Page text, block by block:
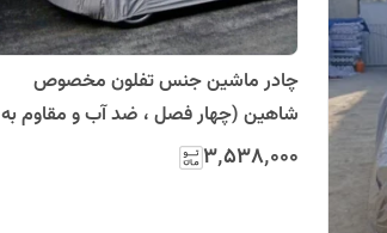
چادر ماشین جنس تفلون مخصوص
شاهین (چهار فصل ، ضد آب و مقاوم به
آفتاب)
۳٬۵۳۸٬۰۰۰